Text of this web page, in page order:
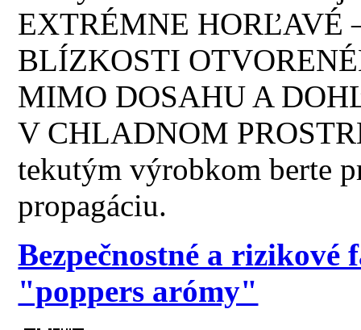
EXTRÉMNE HORĽAVÉ
BLÍZKOSTI
MIMO DOSAHU A
V CHLADNOM
tekutým výrobkom berte
propagáciu.
Bezpečnostné a
"poppers arómy"